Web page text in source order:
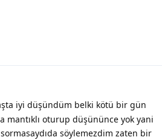
iyi düşündüm belki kötü bir gün
oturup düşününce yok yani
söylemezdim zaten bir